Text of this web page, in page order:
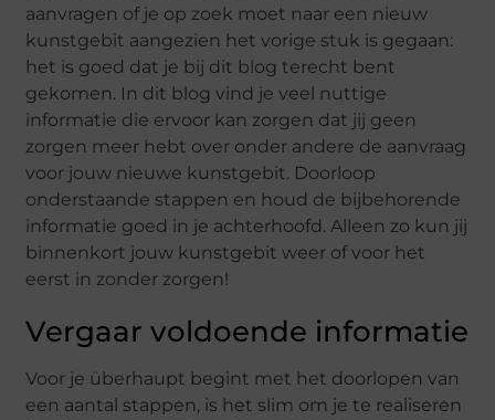
aanvragen of je op zoek moet naar een nieuw
kunstgebit aangezien het vorige stuk is gegaan:
het is goed dat je bij dit blog terecht bent
gekomen. In dit blog vind je veel nuttige
informatie die ervoor kan zorgen dat jij geen
zorgen meer hebt over onder andere de aanvraag
voor jouw nieuwe kunstgebit. Doorloop
onderstaande stappen en houd de bijbehorende
informatie goed in je achterhoofd. Alleen zo kun jij
binnenkort jouw kunstgebit weer of voor het
eerst in zonder zorgen!
Vergaar voldoende informatie
Voor je überhaupt begint met het doorlopen van
een aantal stappen, is het slim om je te realiseren